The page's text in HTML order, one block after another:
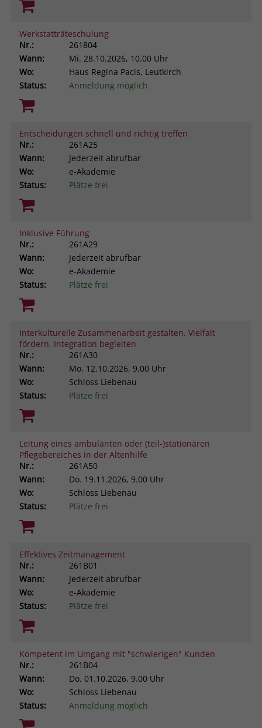
Werkstatträteschulung
Nr.:
261804
Wann:
Mi. 28.10.2026, 10.00 Uhr
Wo:
Haus Regina Pacis, Leutkirch
Status:
Anmeldung möglich
Entscheidungen schnell und richtig treffen
Nr.:
261A25
Wann:
Jederzeit abrufbar
Wo:
e-Akademie
Status:
Plätze frei
Inklusive Führung
Nr.:
261A29
Wann:
Jederzeit abrufbar
Wo:
e-Akademie
Status:
Plätze frei
Interkulturelle Zusammenarbeit gestalten. Vielfalt
fördern, Integration begleiten
Nr.:
261A30
Wann:
Mo. 12.10.2026, 9.00 Uhr
Wo:
Schloss Liebenau
Status:
Plätze frei
Leitung eines ambulanten oder (teil-)stationären
Pflegebereiches in der Altenhilfe
Nr.:
261A50
Wann:
Do. 19.11.2026, 9.00 Uhr
Wo:
Schloss Liebenau
Status:
Plätze frei
Effektives Zeitmanagement
Nr.:
261B01
Wann:
Jederzeit abrufbar
Wo:
e-Akademie
Status:
Plätze frei
Kompetent im Umgang mit "schwierigen" Kunden
Nr.:
261B04
Wann:
Do. 01.10.2026, 9.00 Uhr
Wo:
Schloss Liebenau
Status:
Anmeldung möglich